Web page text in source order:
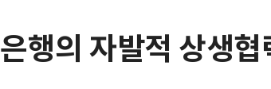
행의 자발적 상생